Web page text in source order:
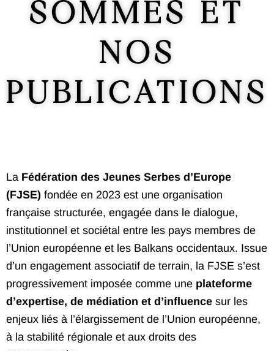
SOMMES ET
NOS
PUBLICATIONS
La Fédération des Jeunes Serbes d’Europe
(FJSE) fondée en 2023 est une organisation
française structurée, engagée dans le dialogue,
institutionnel et sociétal entre les pays membres de
l’Union européenne et les Balkans occidentaux. Issue
d’un engagement associatif de terrain, la FJSE s’est
progressivement imposée comme une plateforme
d’expertise, de médiation et d’influence sur les
enjeux liés à l’élargissement de l’Union européenne,
à la stabilité régionale et aux droits des